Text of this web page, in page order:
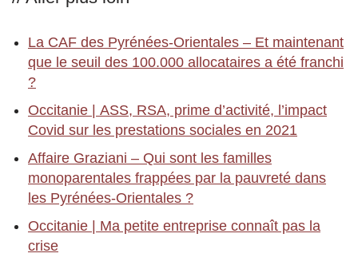
La CAF des Pyrénées-Orientales – Et maintenant
que le seuil des 100.000 allocataires a été franchi
?
Occitanie | ASS, RSA, prime d’activité, l’impact
Covid sur les prestations sociales en 2021
Affaire Graziani – Qui sont les familles
monoparentales frappées par la pauvreté dans
les Pyrénées-Orientales ?
Occitanie | Ma petite entreprise connaît pas la
crise